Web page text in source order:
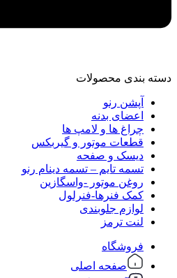
دسته‌ بندی محصولات
آپشن رنو
اعضای بدنه
چراغ ها و لامپ ها
قطعات موتور و گیربکس
دیسک و صفحه
تسمه تایم – تسمه دینام رنو
روغن موتور -واسگازین
کمک فنرها-فنرلول
لوازم جلوبندی
لنت ترمز
فروشگاه
صفحه اصلی